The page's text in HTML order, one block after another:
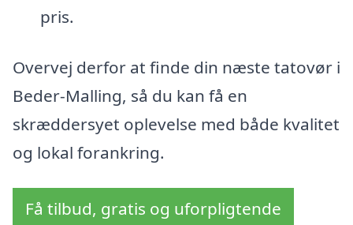
pris.
Overvej derfor at finde din næste tatovør i
Beder-Malling, så du kan få en
skræddersyet oplevelse med både kvalitet
og lokal forankring.
Få tilbud, gratis og uforpligtende